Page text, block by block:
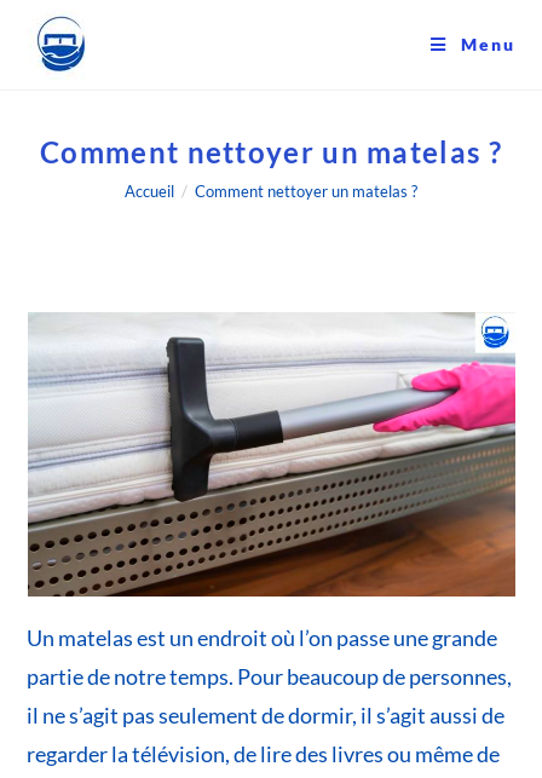
content
Menu
Comment nettoyer un matelas ?
Accueil / Comment nettoyer un matelas ?
Un matelas est un endroit où l’on passe une grande
partie de notre temps. Pour beaucoup de personnes,
il ne s’agit pas seulement de dormir, il s’agit aussi de
regarder la télévision, de lire des livres ou même de